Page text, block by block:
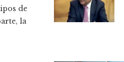
de
la